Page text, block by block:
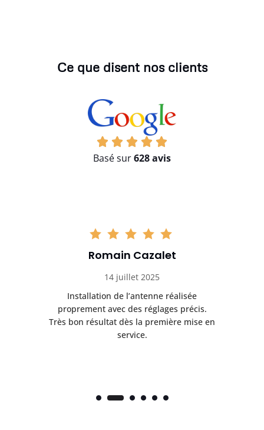
Ce que disent nos clients
Basé sur628 avis
Romain Cazalet
14 juillet 2025
Installation de l’antenne réalisée
proprement avec des réglages précis.
Très bon résultat dès la première mise en
service.